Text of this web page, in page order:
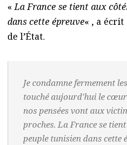
«La France se tient aux
dans cette épreuve« , a
de l’État.
Je condamne fermement
touché aujourd'hui le cœur
nos pensées vont aux
proches. La France se
peuple tunisien dans cette